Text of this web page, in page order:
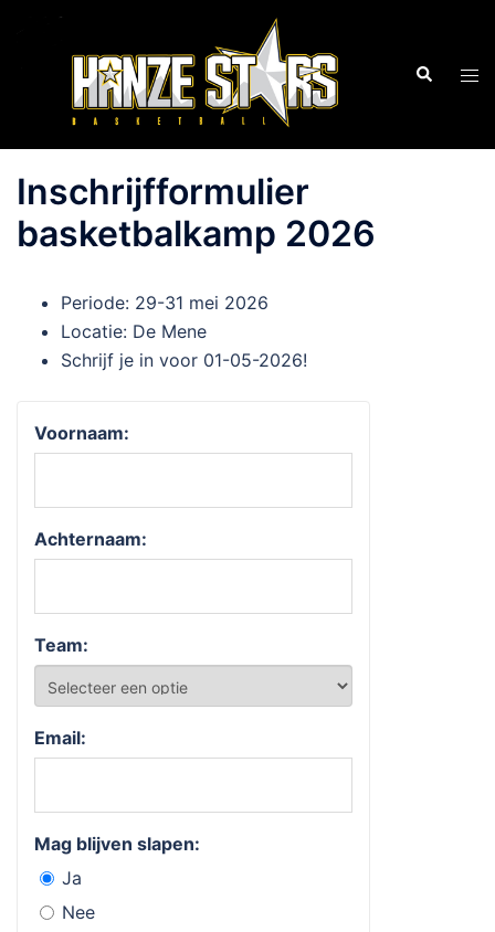
Zoeken
Inschrijfformulier
basketbalkamp 2026
Periode: 29-31 mei 2026
Locatie: De Mene
Schrijf je in voor 01-05-2026!
Voornaam:
Achternaam:
Team:
Email:
Mag blijven slapen:
Ja
Nee